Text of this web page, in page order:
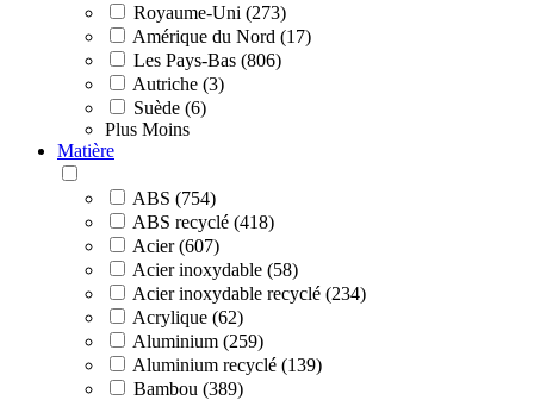
Royaume-Uni (273)
Amérique du Nord (17)
Les Pays-Bas (806)
Autriche (3)
Suède (6)
Plus Moins
Matière
ABS (754)
ABS recyclé (418)
Acier (607)
Acier inoxydable (58)
Acier inoxydable recyclé (234)
Acrylique (62)
Aluminium (259)
Aluminium recyclé (139)
Bambou (389)